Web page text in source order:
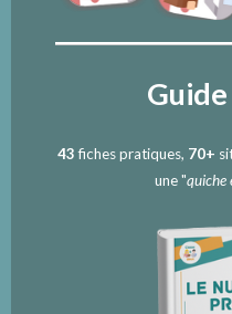
43fiches pratiques, 70+
une "quiche